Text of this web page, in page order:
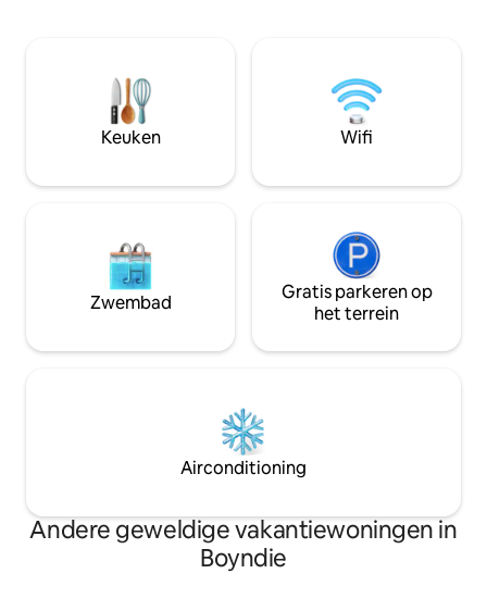
meter van de golven – perfect om
dolfijnen te spotten en te ontspannen
douche. Er zijn
breedband en Netflix.
wandeling brengt
twee
Keuken Wifi
Zwembad
Gratis parkeren op
het terrein
Airconditioning
Andere geweldige vakantiewoningen in
Boyndie